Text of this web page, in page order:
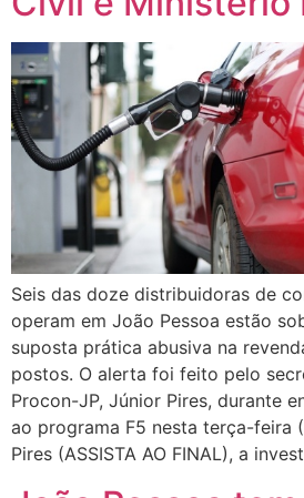
Seis das doze distribuidoras de
operam em João Pessoa estão
suposta prática abusiva na
postos. O alerta foi feito pelo
Procon-JP, Júnior Pires, durante
ao programa F5 nesta terça-feira
Pires (ASSISTA AO FINAL), a